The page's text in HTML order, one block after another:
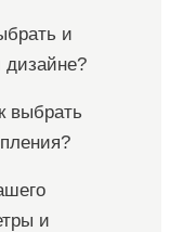
и
выбрать
и